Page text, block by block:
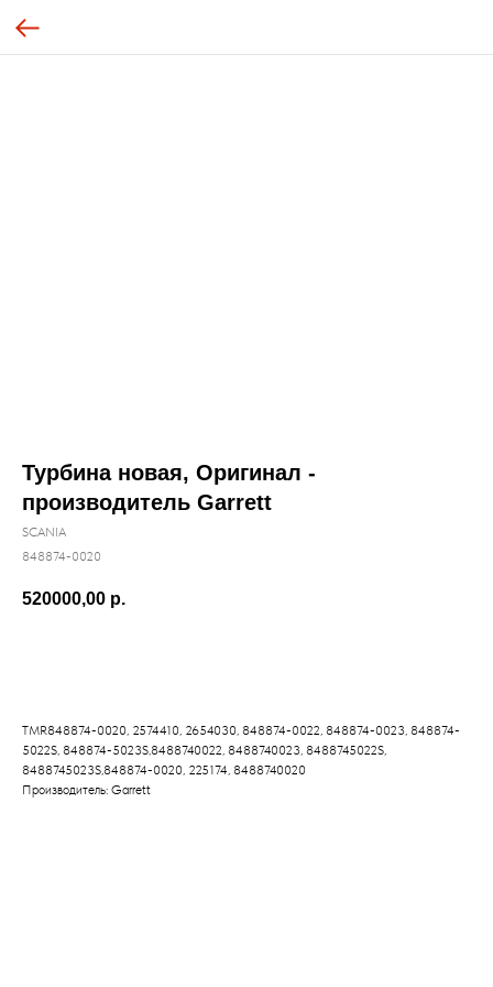
Турбина новая, Оригинал -
производитель Garrett
SCANIA
848874-0020
520000,00 р.
TMR848874-0020, 2574410, 2654030, 848874-0022, 848874-0023, 848874-
5022S, 848874-5023S,8488740022, 8488740023, 8488745022S,
8488745023S,848874-0020, 225174, 8488740020
Производитель: Garrett